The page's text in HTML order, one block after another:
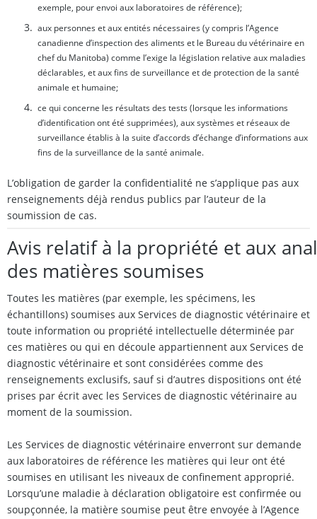
exemple, pour envoi aux laboratoires de référence);
aux personnes et aux entités nécessaires (y compris l’Agence
canadienne d’inspection des aliments et le Bureau du vétérinaire en
chef du Manitoba) comme l’exige la législation relative aux maladies
déclarables, et aux fins de surveillance et de protection de la santé
animale et humaine;
ce qui concerne les résultats des tests (lorsque les informations
d’identification ont été supprimées), aux systèmes et réseaux de
surveillance établis à la suite d’accords d’échange d’informations aux
fins de la surveillance de la santé animale.
L’obligation de garder la confidentialité ne s’applique pas aux
renseignements déjà rendus publics par l’auteur de la
soumission de cas.
Avis relatif à la propriété et aux
des matières soumises
Toutes les matières (par exemple, les spécimens, les
échantillons) soumises aux Services de diagnostic vétérinaire et
toute information ou propriété intellectuelle déterminée par
ces matières ou qui en découle appartiennent aux Services de
diagnostic vétérinaire et sont considérées comme des
renseignements exclusifs, sauf si d’autres dispositions ont été
prises par écrit avec les Services de diagnostic vétérinaire au
moment de la soumission.
Les Services de diagnostic vétérinaire enverront sur demande
aux laboratoires de référence les matières qui leur ont été
soumises en utilisant les niveaux de confinement approprié.
Lorsqu’une maladie à déclaration obligatoire est confirmée ou
soupçonnée, la matière soumise peut être envoyée à l’Agence